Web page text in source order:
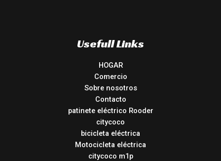
Usefull Links
HOGAR
Comercio
Sobre nosotros
Contacto
patinete eléctrico Rooder
citycoco
bicicleta eléctrica
Motocicleta eléctrica
citycoco m1p